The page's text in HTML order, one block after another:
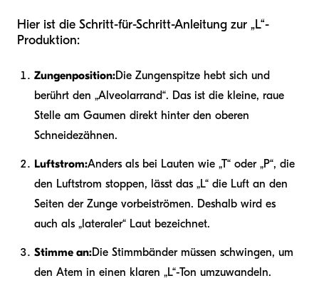
Hier ist die Schritt-für-Schritt-Anleitung zur „L“-
Produktion:
Zungenposition:Die Zungenspitze hebt sich und
berührt den „Alveolarrand“. Das ist die kleine, raue
Stelle am Gaumen direkt hinter den oberen
Schneidezähnen.
Luftstrom:Anders als bei Lauten wie „T“ oder „P“, die
den Luftstrom stoppen, lässt das „L“ die Luft an den
Seiten der Zunge vorbeiströmen. Deshalb wird es
auch als „lateraler“ Laut bezeichnet.
Stimme an:Die Stimmbänder müssen schwingen, um
den Atem in einen klaren „L“-Ton umzuwandeln.